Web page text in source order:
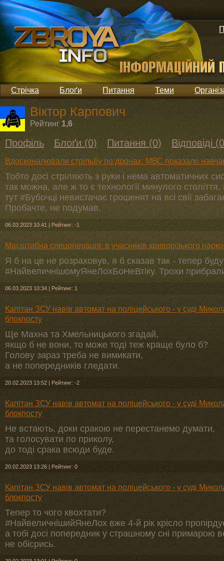
Стрічка Блоґи Питання Теми
Віктор Карпович
Рейтинг 1,6
Профіль Блоґи (0) Питання (0) Відповіді
Вдосконалювали стрільбу по дронах: МВС показало
Тобто досі стріляють з руки і нема автоматичних
так можна, але ж то є технології минулого
тут #Бубочці невистачає грошенят на всі свії
Пробачте, не подумав.
06.03.2023 10:41 | Рейтинг: -1
Масштабна спецоперація: в учасників криворізького
Я б на це не розраховув, я б сказав так - тепер
#НайвеличнішомуЯнеЛохБоНеВтіку. Трохи
06.03.2023 10:34 | Рейтинг: 1
Капітан ЗСУ навів автомат на поліцейського - у суді
блокпосту
Ще Махна та Хмельницького згадай,
якщо б не вони, то може тоді теж краще було б?
Голову зараз треба не вимикати,
а не попередників гледати.
20.02.2023 13:52 | Рейтинг: -2
Капітан ЗСУ навів автомат на поліцейського - у суді
блокпосту
Не встають, доки сракою не перестанемо думати,
та голосувати по приколу,
до тоді срака всюди буде.
20.02.2023 13:26 | Рейтинг: 0
Капітан ЗСУ навів автомат на поліцейського - у суді
блокпосту
Тепер то чого квохтати?
#НайвеличнішийЯнеЛох вже 4-й рік крісло
а тобі досі попередник у страшному сні примарою
не обісрись.